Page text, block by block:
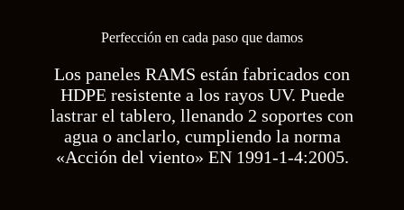
Perfección en cada paso que damos
Los paneles RAMS están fabricados con
HDPE resistente a los rayos UV. Puede
lastrar el tablero, llenando 2 soportes con
agua o anclarlo, cumpliendo la norma
«Acción del viento» EN 1991-1-4:2005.